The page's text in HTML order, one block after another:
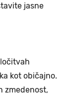
jasne
kot običajno.
zmedenost,